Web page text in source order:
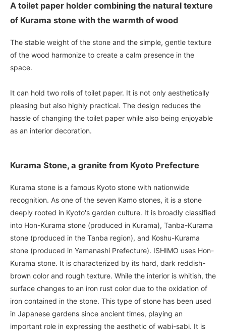
A toilet paper holder combining the natural texture
of Kurama stone with the warmth of wood
The stable weight of the stone and the simple, gentle texture
of the wood harmonize to create a calm presence in the
space.
It can hold two rolls of toilet paper. It is not only aesthetically
pleasing but also highly practical. The design reduces the
hassle of changing the toilet paper while also being enjoyable
as an interior decoration.
Kurama Stone, a granite from Kyoto Prefecture
Kurama stone is a famous Kyoto stone with nationwide
recognition. As one of the seven Kamo stones, it is a stone
deeply rooted in Kyoto's garden culture. It is broadly classified
into Hon-Kurama stone (produced in Kurama), Tanba-Kurama
stone (produced in the Tanba region), and Koshu-Kurama
stone (produced in Yamanashi Prefecture). ISHIMO uses Hon-
Kurama stone. It is characterized by its hard, dark reddish-
brown color and rough texture. While the interior is whitish, the
surface changes to an iron rust color due to the oxidation of
iron contained in the stone. This type of stone has been used
in Japanese gardens since ancient times, playing an
important role in expressing the aesthetic of wabi-sabi. It is